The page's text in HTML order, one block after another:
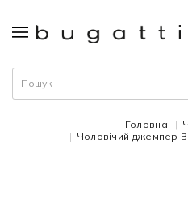
Головна
Чоловічий джемпер